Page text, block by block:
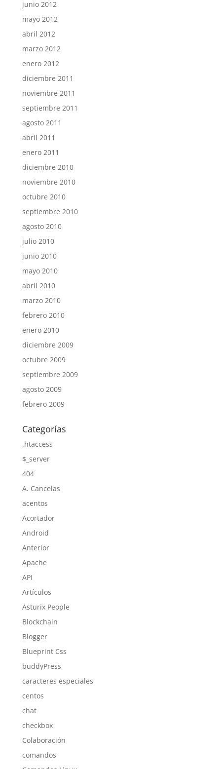
junio 2012
mayo 2012
abril 2012
marzo 2012
enero 2012
diciembre 2011
noviembre 2011
septiembre 2011
agosto 2011
abril 2011
enero 2011
diciembre 2010
noviembre 2010
octubre 2010
septiembre 2010
agosto 2010
julio 2010
junio 2010
mayo 2010
abril 2010
marzo 2010
febrero 2010
enero 2010
diciembre 2009
octubre 2009
septiembre 2009
agosto 2009
febrero 2009
Categorías
.htaccess
$_server
404
A. Cancelas
acentos
Acortador
Android
Anterior
Apache
API
Artículos
Asturix People
Blockchain
Blogger
Blueprint Css
buddyPress
caracteres especiales
centos
chat
checkbox
Colaboración
comandos